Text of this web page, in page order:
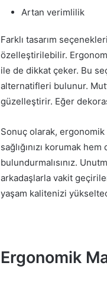
Artan verimlilik
Farklı tasarım
özelleştirilebilir.
ile de dikkat çeker. Bu
alternatifleri bulunur.
güzelleştirir. Eğer
Sonuç olarak,
sağlığınızı korumak
bulundurmalısınız.
arkadaşlarla vakit
yaşam kalitenizi
Ergonomik